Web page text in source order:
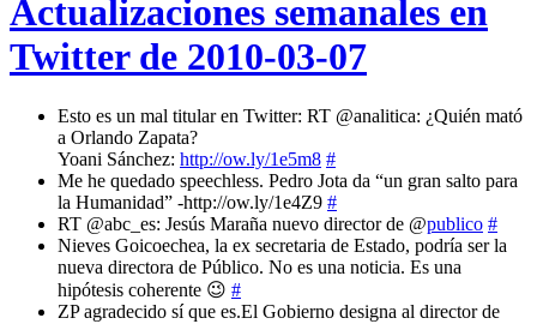
Actualizaciones semanales en
Twitter de 2010-03-07
Esto es un mal titular en Twitter: RT @analitica: ¿Quién mató
a Orlando Zapata?
Yoani Sánchez: http://ow.ly/1e5m8 #
Me he quedado speechless. Pedro Jota da “un gran salto para
la Humanidad” -http://ow.ly/1e4Z9 #
RT @abc_es: Jesús Maraña nuevo director de @publico #
Nieves Goicoechea, la ex secretaria de Estado, podría ser la
nueva directora de Público. No es una noticia. Es una
hipótesis coherente 😉 #
ZP agradecido sí que es.El Gobierno designa al director de